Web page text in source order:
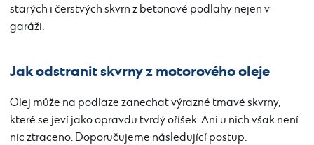
starých i čerstvých skvrn z betonové podlahy nejen v
garáži.
Jak odstranit skvrny z motorového oleje
Olej může na podlaze zanechat výrazné tmavé skvrny,
které se jeví jako opravdu tvrdý oříšek. Ani u nich však není
nic ztraceno. Doporučujeme následující postup: